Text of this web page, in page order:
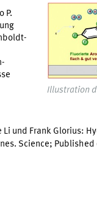
Illustration
P.
und Frank Glorius:
Science;